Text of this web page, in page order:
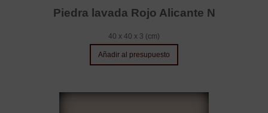
Piedra lavada Rojo Alicante N
40 x 40 x 3 (cm)
Añadir al presupuesto